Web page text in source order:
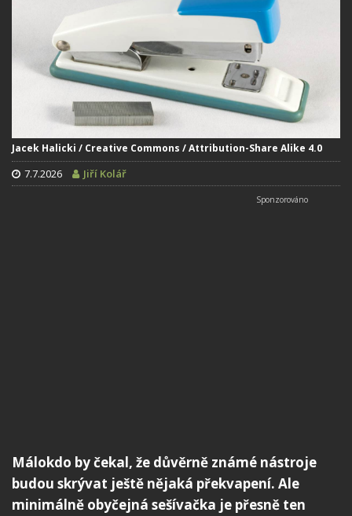
Jacek Halicki / Creative Commons / Attribution-Share Alike 4.0
7.7.2026 Jiří Kolář
Málokdo by čekal, že důvěrně známé nástroje
budou skrývat ještě nějaká překvapení. Ale
minimálně obyčejná sešívačka je přesně ten